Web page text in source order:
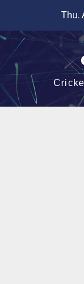
content
Thu.